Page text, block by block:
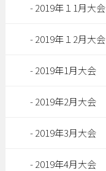
2019年１1月大会
2019年１2月大会
2019年1月大会
2019年2月大会
2019年3月大会
2019年4月大会